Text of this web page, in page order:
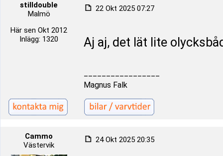
stilldouble
Malmö
Här sen Okt 2012
Inlägg: 1320
22 Okt 2025 07:27
Aj aj, det lät lite
Magnus Falk
Cammo
Västervik
24 Okt 2025 20:35